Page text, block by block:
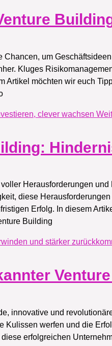
um
Kluges
Artikel möchten wir euch
clever wachsen
Herausforderungen
diese
Erfolg. In diesem
Building
und stärker
innovative und
Kulissen werfen und die
erfolgreichen